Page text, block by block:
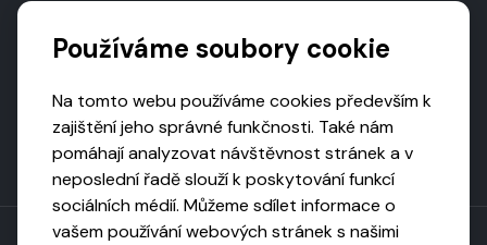
Používáme soubory cookie
Na tomto webu používáme cookies především k
zajištění jeho správné funkčnosti. Také nám
pomáhají analyzovat návštěvnost stránek a v
neposlední řadě slouží k poskytování funkcí
sociálních médií. Můžeme sdílet informace o
vašem používání webových stránek s našimi